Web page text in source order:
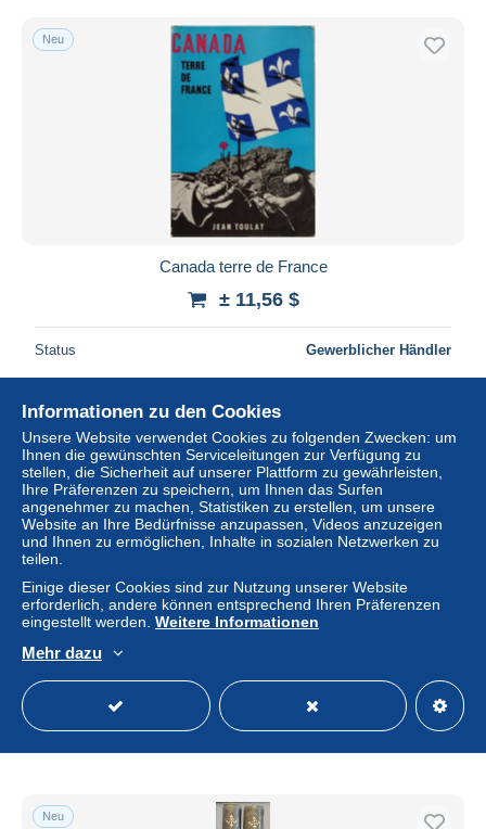
Neu
Canada terre de France
± 11,56 $
Status Gewerblicher Händler
L'Ile mystérieuse illustrée de 154 dessins par Ferat
± 63,56 $
Neu
Informationen zu den Cookies
Unsere Website verwendet Cookies zu folgenden Zwecken: um
Ihnen die gewünschten Serviceleitungen zur Verfügung zu
stellen, die Sicherheit auf unserer Plattform zu gewährleisten,
Ihre Präferenzen zu speichern, um Ihnen das Surfen
angenehmer zu machen, Statistiken zu erstellen, um unsere
Website an Ihre Bedürfnisse anzupassen, Videos anzuzeigen
und Ihnen zu ermöglichen, Inhalte in sozialen Netzwerken zu
teilen.
Einige dieser Cookies sind zur Nutzung unserer Website
erforderlich, andere können entsprechend Ihren Präferenzen
eingestellt werden. Weitere Informationen
Mehr dazu